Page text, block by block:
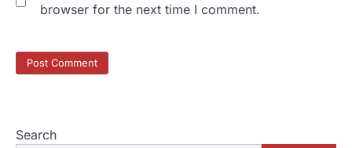
browser for the next time I comment.
Search